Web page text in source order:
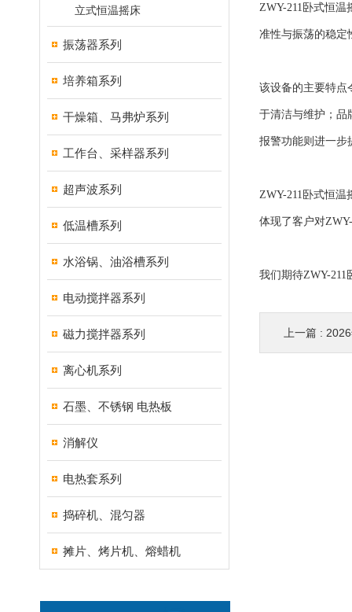
立式恒温摇床
振荡器系列
培养箱系列
干燥箱、马弗炉系列
工作台、采样器系列
超声波系列
低温槽系列
水浴锅、油浴槽系列
电动搅拌器系列
磁力搅拌器系列
离心机系列
石墨、不锈钢 电热板
消解仪
电热套系列
捣碎机、混匀器
摊片、烤片机、熔蜡机
ZWY-211卧式恒
准性与振荡的稳定
该设备的主要特点
于清洁与维护；品
报警功能则进一步
ZWY-211卧式恒
体现了客户对
我们期待ZWY-
上一篇 :